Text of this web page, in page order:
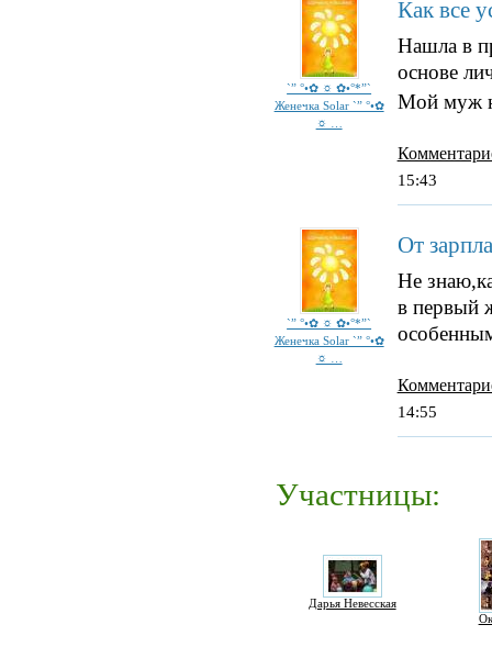
`” °•✿ ☼ ✿•°*”`
Женечка Solar `” °•✿
☼ …
Как все
Нашла в
основе
Мой муж
15:43
`” °•✿ ☼ ✿•°*”`
Женечка Solar `” °•✿
☼ …
От
Не
в первый
14:55
Участницы:
Дарья Невесская